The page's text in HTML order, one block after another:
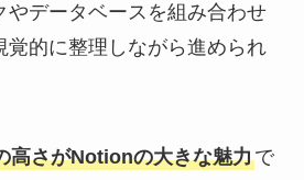
やデータベースを組み合わせ
覚的に整理しながら進められ
高さがNotionの大きな魅力で